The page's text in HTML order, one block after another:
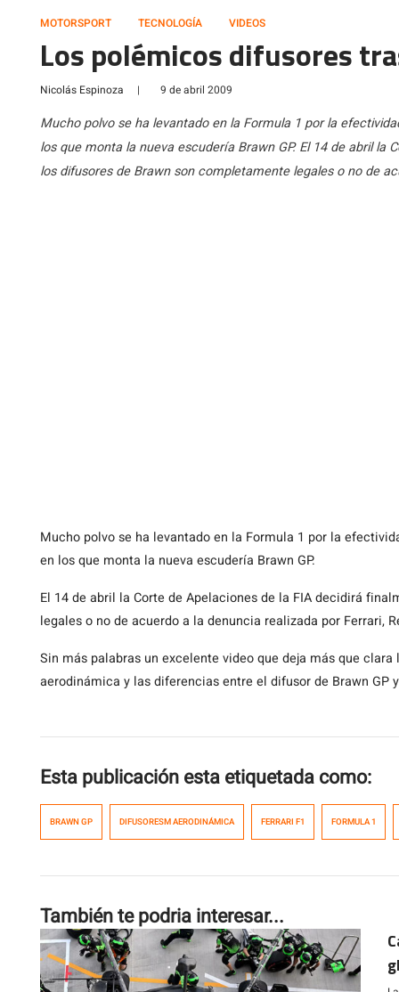
MOTORSPORT TECNOLOGÍA VIDEOS
Los polémicos difusores
Nicolás Espinoza | 9 de abril 2009
Mucho polvo se ha levantado en la Formula 1 por la
los que monta la nueva escudería Brawn GP. El 14 de abril la
los difusores de Brawn son completamente legales o no de
Mucho polvo se ha levantado en la Formula 1 por la
en los que monta la nueva escudería Brawn GP.
El 14 de abril la Corte de Apelaciones de la FIA decidirá
legales o no de acuerdo a la denuncia realizada por Ferrari,
Sin más palabras un excelente video que deja más que
aerodinámica y las diferencias entre el difusor de Brawn GP
Esta publicación esta etiquetada como:
BRAWN GP DIFUSORESM AERODINÁMICA FERRARI F1 FORMULA 1
También te podria interesar...